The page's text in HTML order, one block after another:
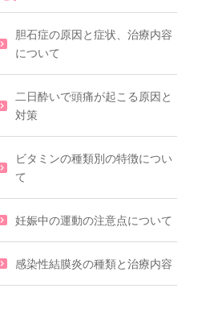
胆石症の原因と症状、治療内容
について
二日酔いで頭痛が起こる原因と
対策
ビタミンの種類別の特徴につい
て
妊娠中の運動の注意点について
感染性結膜炎の種類と治療内容